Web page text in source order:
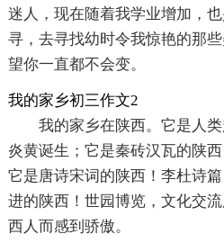
迷人，现在随着我学业增加，
寻，去寻找幼时令我惊艳的那
望你一直都不会变。
我的家乡初三作文2
我的家乡在陕西。它是人
炎黄诞生；它是秦砖汉瓦的陕
它是唐诗宋词的陕西！李杜诗
进的陕西！世园博览，文化交
西人而感到骄傲。